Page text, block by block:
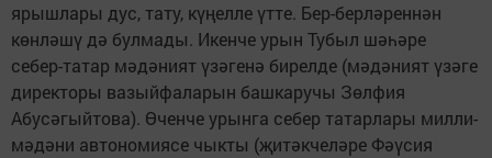
ярышлары дус, тату, күңелле үтте. Бер-берләреннән
көнләшү дә булмады. Икенче урын Тубыл шәһәре
себер-татар мәдәният үзәгенә бирелде (мәдәният үзәге
директоры вазыйфаларын башкаручы Зөлфия
Абусәгыйтова). Өченче урынга себер татарлары милли-
мәдәни автономиясе чыкты (җитәкчеләре Фәүсия